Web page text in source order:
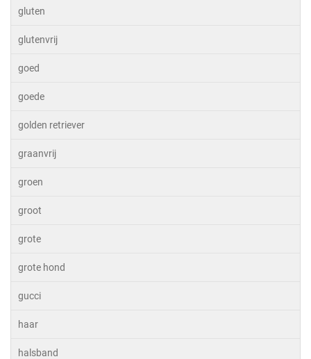
gluten
glutenvrij
goed
goede
golden retriever
graanvrij
groen
groot
grote
grote hond
gucci
haar
halsband